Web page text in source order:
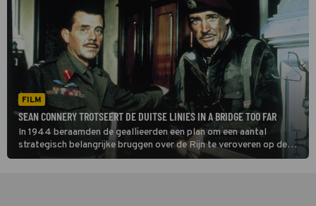
FILM
SEAN CONNERY TROTSEERT DE DUITSE LINIES IN A BRIDGE TOO FAR
In 1944 beraamden de geallieerden een plan om een aantal
strategisch belangrijke bruggen over de Rijn te veroveren op de
Duitsers: Operatie Market Garden. A Bridge Too Far vertelt het